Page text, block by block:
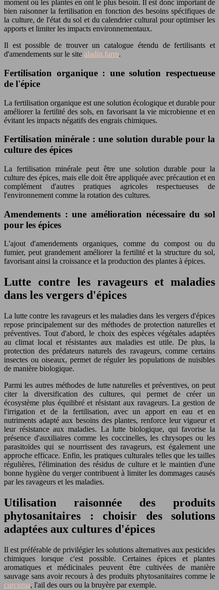
moment où les plantes en ont le plus besoin. Il est donc important de
bien raisonner la fertilisation en fonction des besoins spécifiques de
la culture, de l'état du sol et du calendrier cultural pour optimiser les
apports et limiter les impacts environnementaux.
Il est possible de trouver un catalogue étendu de fertilisants et
d'amendements sur le site aladin.farm.
Fertilisation organique : une solution respectueuse
de l'épice
La fertilisation organique est une solution écologique et durable pour
améliorer la fertilité des sols, en favorisant la vie microbienne et en
évitant les impacts négatifs des engrais chimiques.
Fertilisation minérale : une solution durable pour la
culture des épices
La fertilisation minérale peut être une solution durable pour la
culture des épices, mais elle doit être appliquée avec précaution et en
complément d'autres pratiques agricoles respectueuses de
l'environnement comme la rotation des cultures.
Amendements : une amélioration nécessaire du sol
pour les épices
L'ajout d'amendements organiques, comme du compost ou du
fumier, peut grandement améliorer la fertilité et la structure du sol,
favorisant ainsi la croissance et la production des plantes à épices.
Lutte contre les ravageurs et maladies
dans les vergers d'épices
La lutte contre les ravageurs et les maladies dans les vergers d'épices
repose principalement sur des méthodes de protection naturelles et
préventives. Tout d'abord, le choix des espèces végétales adaptées
au climat local et résistantes aux maladies est utile. De plus, la
protection des prédateurs naturels des ravageurs, comme certains
insectes ou oiseaux, permet de réguler les populations de nuisibles
de manière biologique.
Parmi les autres méthodes de lutte naturelles et préventives, on peut
citer la diversification des cultures, qui permet de créer un
écosystème plus équilibré et résistant aux ravageurs. La gestion de
l'irrigation et de la fertilisation, avec un apport en eau et en
nutriments adapté aux besoins des plantes, renforce leur vigueur et
leur résistance aux maladies. La lutte biologique, qui favorise la
présence d'auxiliaires comme les coccinelles, les chrysopes ou les
parasitoïdes qui se nourrissent des ravageurs, est également une
approche efficace. Enfin, les pratiques culturales telles que les tailles
régulières, l'élimination des résidus de culture et le maintien d'une
bonne hygiène du verger contribuent à limiter les dommages causés
par les ravageurs et les maladies.
Utilisation raisonnée des produits
phytosanitaires : choisir des solutions
adaptées aux cultures d'épices
Il est préférable de privilégier les solutions alternatives aux pesticides
chimiques lorsque c'est possible. Certaines épices et plantes
aromatiques et médicinales peuvent être cultivées de manière
sauvage sans avoir recours à des produits phytosanitaires comme le
curcuma, l'ail des ours ou la bruyère par exemple.